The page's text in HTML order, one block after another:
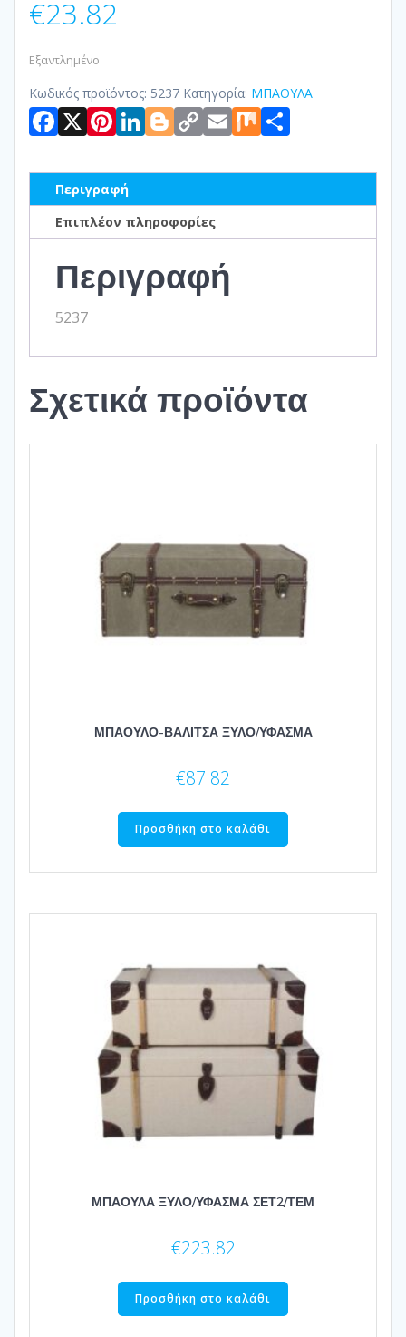
€23.82
Εξαντλημένο
Κωδικός προϊόντος: 5237 Κατηγορία: ΜΠΑΟΥΛΑ
Facebook
X Pinterest
LinkedIn
Blogger
Copy
Link
Email
Mix
Περιγραφή
Επιπλέον πληροφορίες
Περιγραφή
5237
Σχετικά προϊόντα
ΜΠΑΟΥΛΟ-ΒΑΛΙΤΣΑ ΞΥΛΟ/ΥΦΑΣΜΑ
€87.82
Προσθήκη στο καλάθι
ΜΠΑΟΥΛΑ ΞΥΛΟ/ΥΦΑΣΜΑ ΣΕΤ2/ΤΕΜ
€223.82
Προσθήκη στο καλάθι